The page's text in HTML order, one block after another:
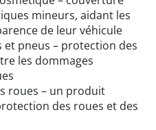
mineurs, aidant les
de leur véhicule
et pneus – protection des
les dommages
roues – un produit
des roues et des